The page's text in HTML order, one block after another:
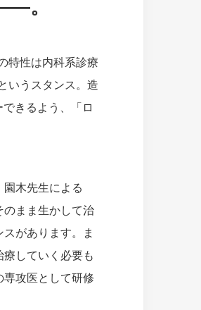
。
特性は内科系診療
いうスタンス。造
きるよう、「ロ
木先生による
のまま生かして治
があります。ま
していく必要も
攻医として研修